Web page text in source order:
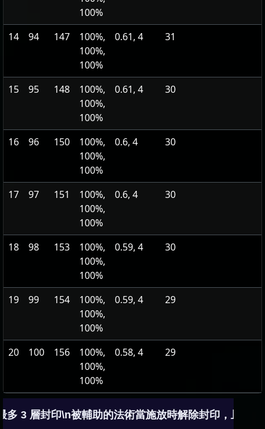
100%
14
94 147
100%,
100%,
100%
0.61, 4 31
15 95 148
100%,
100%,
100%
0.61, 4 30
16 96 150
100%,
100%,
100%
0.6, 4 30
17 97 151
100%,
100%,
100%
0.6, 4 30
18 98 153
100%,
100%,
100%
0.59, 4 30
19 99 154
100%,
100%,
100%
0.59, 4 29
20 100 156
100%,
100%,
100%
0.58, 4 29